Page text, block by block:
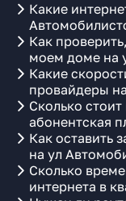
Какие
Как
моем доме на
Какие
провайдеры
Сколько
абонентская
Как оставить
на ул
Сколько
интернета в